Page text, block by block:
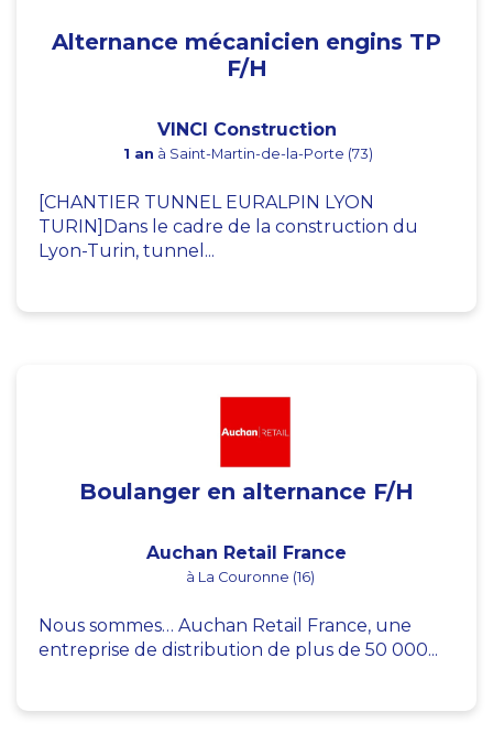
Alternance mécanicien engins TP
F/H
VINCI Construction
1 an à Saint-Martin-de-la-Porte (73)
[CHANTIER TUNNEL EURALPIN LYON
TURIN]Dans le cadre de la construction du
Lyon-Turin, tunnel...
Boulanger en alternance F/H
Auchan Retail France
à La Couronne (16)
Nous sommes… Auchan Retail France, une
entreprise de distribution de plus de 50 000...